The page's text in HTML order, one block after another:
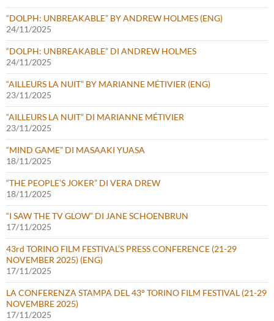
“DOLPH: UNBREAKABLE” BY ANDREW HOLMES (ENG)
24/11/2025
“DOLPH: UNBREAKABLE” DI ANDREW HOLMES
24/11/2025
“AILLEURS LA NUIT” BY MARIANNE MÉTIVIER (ENG)
23/11/2025
“AILLEURS LA NUIT” DI MARIANNE MÉTIVIER
23/11/2025
“MIND GAME” DI MASAAKI YUASA
18/11/2025
“THE PEOPLE’S JOKER” DI VERA DREW
18/11/2025
“I SAW THE TV GLOW” DI JANE SCHOENBRUN
17/11/2025
43rd TORINO FILM FESTIVAL’S PRESS CONFERENCE (21-29
NOVEMBER 2025) (ENG)
17/11/2025
LA CONFERENZA STAMPA DEL 43° TORINO FILM FESTIVAL (21-29
NOVEMBRE 2025)
17/11/2025